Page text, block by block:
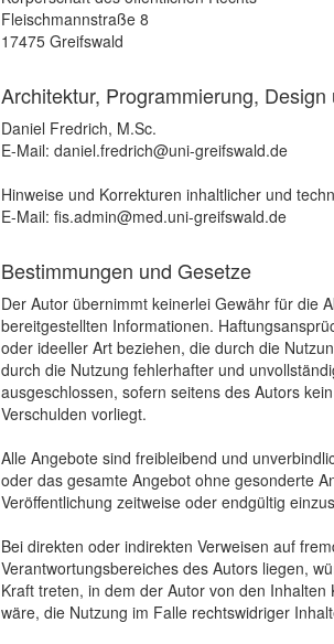
Fleischmannstraße 8
17475 Greifswald
Architektur, Programmierung,
Daniel Fredrich, M.Sc.
E-Mail: daniel.fredrich@uni-greifswald.de
Hinweise und Korrekturen inhaltlicher und
E-Mail: fis.admin@med.uni-greifswald.de
Bestimmungen und Gesetze
Der Autor übernimmt keinerlei Gewähr für die
bereitgestellten Informationen.
oder ideeller Art beziehen, die durch die
durch die Nutzung fehlerhafter und
ausgeschlossen, sofern seitens des Autors
Verschulden vorliegt.
Alle Angebote sind freibleibend und
oder das gesamte Angebot ohne gesonderte
Veröffentlichung zeitweise oder endgültig
Bei direkten oder indirekten Verweisen auf
Verantwortungsbereiches des Autors liegen,
Kraft treten, in dem der Autor von den
wäre, die Nutzung im Falle rechtswidriger